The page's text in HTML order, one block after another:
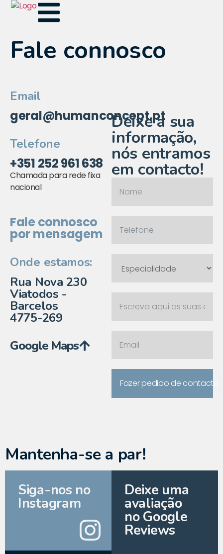
Fale connosco
Email
geral@humanconcept.pt
Telefone
+351 252 961 638
Chamada para rede fixa
nacional
Fale connosco
por mensagem
Onde estamos:
Rua Nova 230
Viatodos -
Barcelos
4775-269
Google Maps
Deixe a sua
informação,
nós entramos
em contacto!
Fazer pedido de contacto
Mantenha-se a par!
Siga-nos no
Instagram
Deixe uma
avaliação
no Google
Reviews